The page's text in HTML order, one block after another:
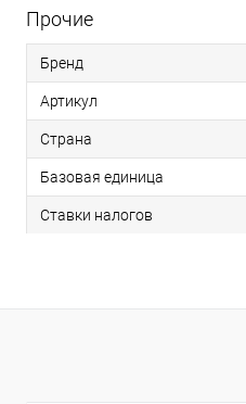
Прочие
Бренд
Артикул
Страна
Базовая единица
Ставки налогов